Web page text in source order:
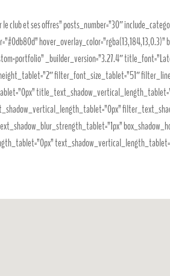
et ses offres” posts_number=”30″
portfolio” _builder_version=”3.27.4″
filter_font_size_tablet=”51″